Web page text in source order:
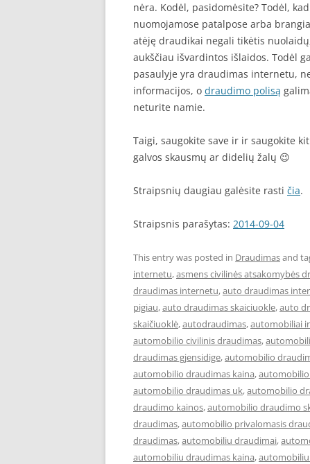
nėra. Kodėl, pasidomėsite? Todėl,
nuomojamose patalpose arba
atėję draudikai negali tikėtis
aukščiau išvardintos išlaidos. Todėl
pasaulyje yra draudimas internetu,
informacijos, o draudimo polisą
neturite namie.
Taigi, saugokite save ir ir saugokite
galvos skausmų ar didelių žalų 😉
Straipsnių daugiau galėsite rasti čia.
Straipsnis parašytas: 2014-09-04
This entry was posted in Draudimasand
internetu,asmens civilinės atsakomybės
draudimas internetu,auto draudimas
pigiau,auto draudimas skaiciuokle,auto
skaičiuoklė,autodraudimas,automobiliai
automobilio civilinis draudimas,
draudimas gjensidige,automobilio
automobilio draudimas kaina,
automobilio draudimas uk,automobilio
draudimo kainos,automobilio draudimo
draudimas,automobilio privalomasis
draudimas,automobiliu draudimai,
automobiliu draudimas kaina,